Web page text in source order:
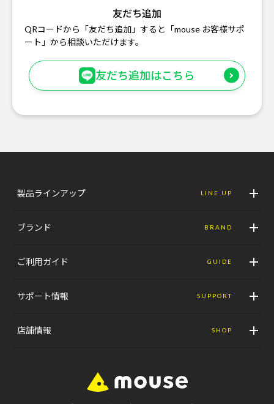
友だち追加
QRコードから「友だち追加」すると「mouse お客様サポ
ート」から相談いただけます。
友だち追加はこちら
製品ラインアップ LINE UP
ブランド BRAND
ご利用ガイド GUIDE
サポート情報 SUPPORT
店舗情報 SHOP